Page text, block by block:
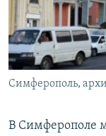
ПОБЕДИТЕЛЕЙ НЕ
ELIFBE
УКРАИНСКАЯ
ПРИСОЕДИНЯЙТЕСЬ!
Симферополь,
В Симферополе